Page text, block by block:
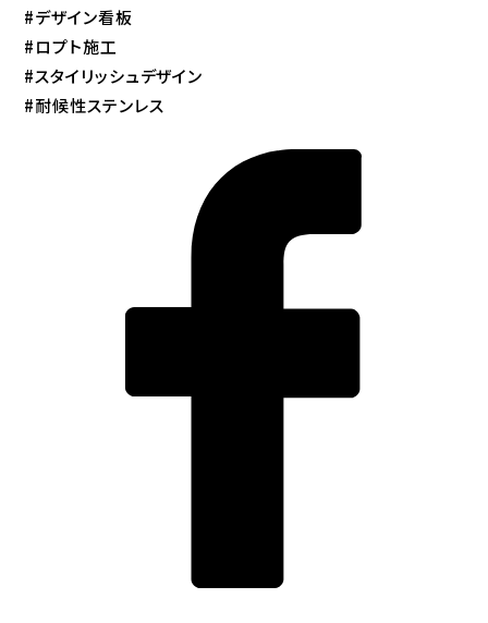
#デザイン看板
#ロプト施工
#スタイリッシュデザイン
#耐候性ステンレス